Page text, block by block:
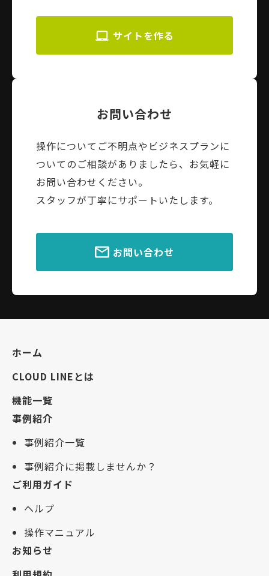
サイトを作る
お問い合わせ
操作についてご不明点やビジネスプランに
ついてのご相談がありましたら、お気軽に
お問い合わせください。
スタッフが丁寧にサポートいたします。
お問い合わせ
ホーム
CLOUD LINEとは
機能一覧
事例紹介
事例紹介一覧
事例紹介に掲載しませんか？
ご利用ガイド
ヘルプ
操作マニュアル
お知らせ